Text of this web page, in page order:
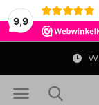
9,9